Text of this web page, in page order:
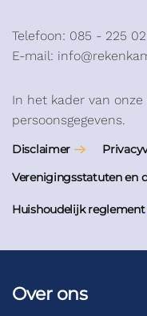
Telefoon: 085 - 225 02
E-mail:
In het kader van
persoonsgegevens.
Disclaimer
Verenigingsstatuten en
Huishoudelijk reglement
Over ons